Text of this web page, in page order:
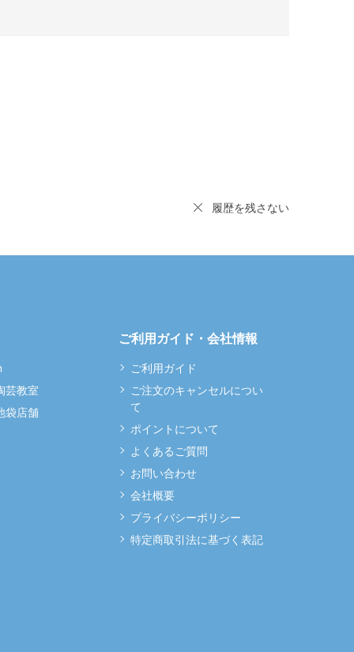
履歴を残さない
芸教室
袋店舗
ご利用ガイド・会社情報
ご利用ガイド
ご注文のキャンセルについ
て
ポイントについて
よくあるご質問
お問い合わせ
会社概要
プライバシーポリシー
特定商取引法に基づく表記